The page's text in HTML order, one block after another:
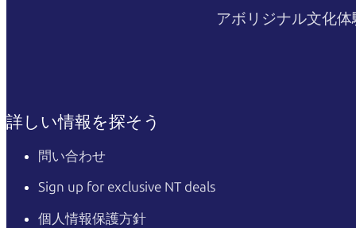
アボリジナル文化
詳しい情報を探そう
問い合わせ
Sign up for exclusive NT deals
個人情報保護方針